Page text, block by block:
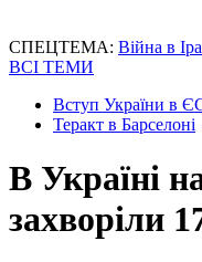
СПЕЦТЕМА: Війна в
ВСІ ТЕМИ
Вступ України в
Теракт в Барселоні
В Україні
захворіли